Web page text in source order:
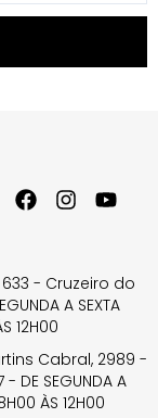
- Cruzeiro do
A SEXTA
12H00
Cabral, 2989 -
SEGUNDA A
ÀS 12H00